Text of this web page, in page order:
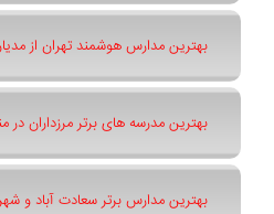
بهترین مدارس هوشمند تهران از
بهترین مدرسه های برتر مرزداران در
بهترین مدارس برتر سعادت آباد و